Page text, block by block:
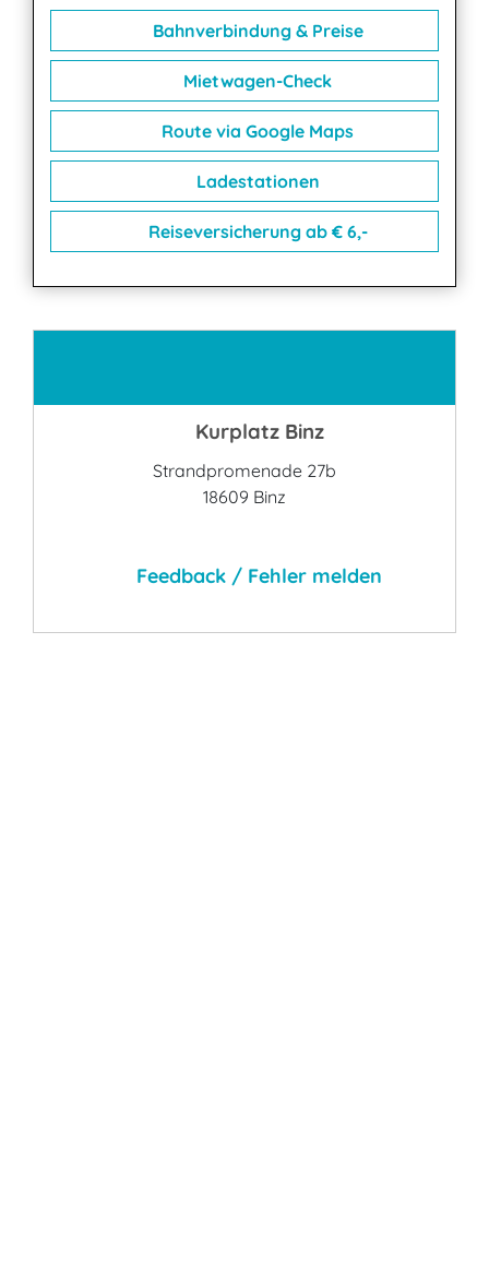
Bahnverbindung & Preise
Mietwagen-Check
Route via Google Maps
Ladestationen
Reiseversicherung ab € 6,-
Kurplatz Binz
Strandpromenade 27b
18609 Binz
Feedback / Fehler melden